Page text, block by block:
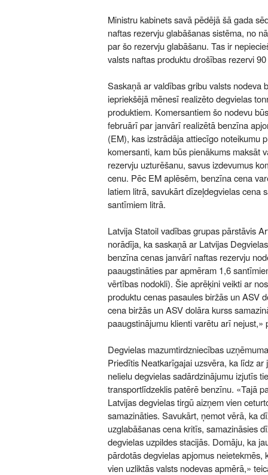
Ministru kabinets savā pēdējā šā gada
naftas rezervju glabāšanas sistēma, no
par šo rezervju glabāšanu. Tas ir
valsts naftas produktu drošības rezervi
Saskaņā ar valdības gribu valsts nodeva
iepriekšējā mēnesī realizēto degvielas
produktiem. Komersantiem šo nodevu
februārī par janvārī realizētā benzīna
(EM), kas izstrādāja attiecīgo noteikumu
komersanti, kam būs pienākums maksāt
rezervju uzturēšanu, savus izdevumus
cenu. Pēc EM aplēsēm, benzīna cena
latiem litrā, savukārt dīzeļdegvielas cena
santīmiem litrā.
Latvija Statoil vadības grupas pārstāvis
norādīja, ka saskaņā ar Latvijas
benzīna cenas janvārī naftas rezervju
paaugstināties par apmēram 1,6
vērtības nodokli). Šie aprēķini veikti ar
produktu cenas pasaules biržās un ASV
cena biržās un ASV dolāra kurss
paaugstinājumu klienti varētu arī nejust,»
Degvielas mazumtirdzniecības
Priedītis Neatkarīgajai uzsvēra, ka līdz ar
nelielu degvielas sadārdzinājumu izjutīs
transportlīdzeklis patērē benzīnu. «Tajā
Latvijas degvielas tirgū aizņem vien
samazināties. Savukārt, ņemot vērā, ka
uzglabāšanas cena kritīs, samazināsies
degvielas uzpildes stacijās. Domāju, ka
pārdotās degvielas apjomus
vien uzliktās valsts nodevas apmērā,»